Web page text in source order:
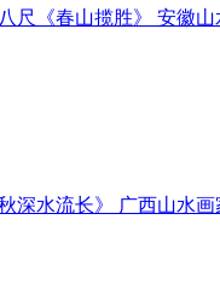
尺《春山揽胜》 安徽
深水流长》 广西山水